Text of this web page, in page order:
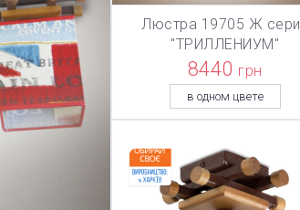
В КОРЗИНУ
Люстра 19705 Ж
"ТРИЛЛЕНИУМ"
8440 грн
в одном цвете